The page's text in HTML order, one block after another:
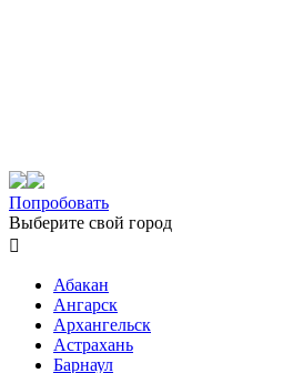
Попробовать
Выберите свой город

Абакан
Ангарск
Архангельск
Астрахань
Барнаул